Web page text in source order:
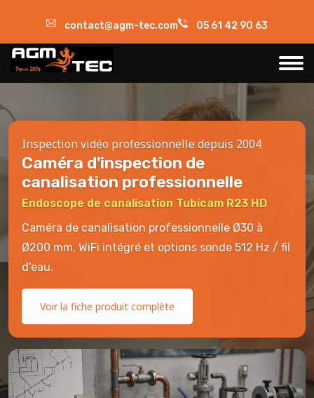
contact@agm-tec.com 05 61 42 90 63
Inspection vidéo professionnelle depuis 2004
Caméra d'inspection de
canalisation professionnelle
Endoscope de canalisation Tubicam R23 HD
Caméra de canalisation professionnelle Ø30 à
Ø200 mm, WiFi intégré et options sonde 512 Hz / fil
d'eau.
Voir la fiche produit complète